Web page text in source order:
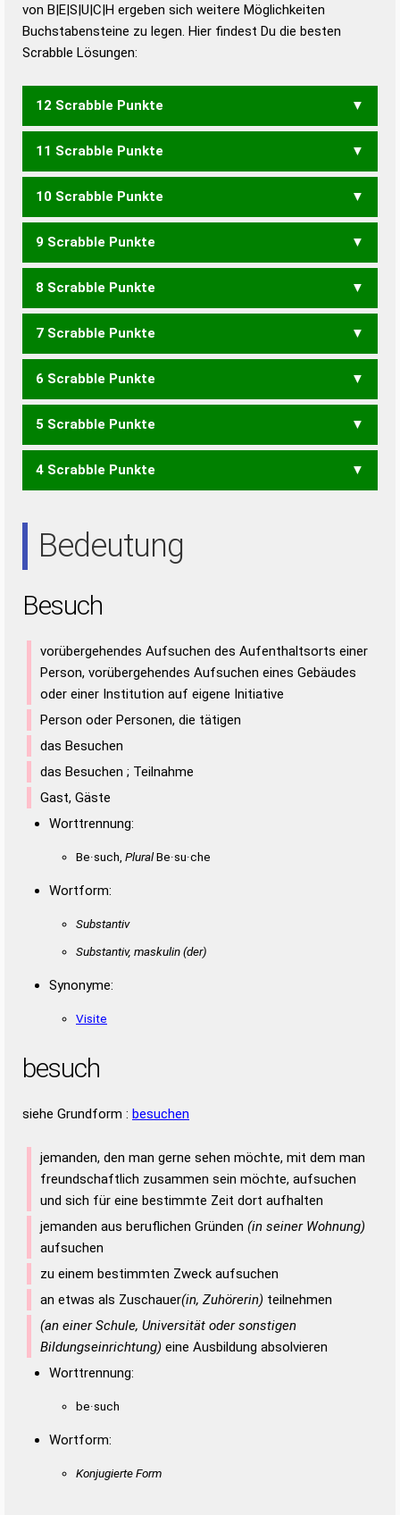
Duden – Die deutsche Grammatik
Duden – Deutsches
von B|E|S|U|C|H ergeben sich weitere Möglichkeiten
Buchstabensteine zu legen. Hier findest Du die besten
Scrabble Lösungen:
12 Scrabble Punkte
BUCHES BUCHSE BUSCHE
11 Scrabble Punkte
BEUCH BUCHE BUCHS
10 Scrabble Punkte
BUCH
9 Scrabble Punkte
SCHEU SUCHE
8 Scrabble Punkte
BSC EUCH SECH HUBES
7 Scrabble Punkte
SCH BUHE BUHS BUSH
6 Scrabble Punkte
BUH CES CSU ECU HEB
5 Scrabble Punkte
BUS SUB HEUS
4 Scrabble Punkte
Bedeutung
Besuch
vorübergehendes Aufsuchen des Aufenthaltsorts einer
Person, vorübergehendes Aufsuchen eines Gebäudes
oder einer Institution auf eigene Initiative
Person oder Personen, die tätigen
das Besuchen
das Besuchen ; Teilnahme
Gast, Gäste
Worttrennung:
Be·such, PluralBe·su·che
Wortform:
Substantiv
Substantiv, maskulin(der)
Synonyme:
Visite
besuch
siehe Grundform : besuchen
jemanden, den man gerne sehen möchte, mit dem man
freundschaftlich zusammen sein möchte, aufsuchen
und sich für eine bestimmte Zeit dort aufhalten
jemanden aus beruflichen Gründen (in seiner Wohnung)
aufsuchen
zu einem bestimmten Zweck aufsuchen
an etwas als Zuschauer(in, Zuhörerin) teilnehmen
(an einer Schule, Universität oder sonstigen
Bildungseinrichtung) eine Ausbildung absolvieren
Worttrennung:
be·such
Wortform:
Konjugierte Form